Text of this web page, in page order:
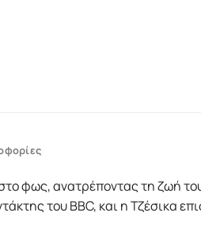
φως, ανατρέποντας τη ζωή
του BBC, και η Τζέσικα